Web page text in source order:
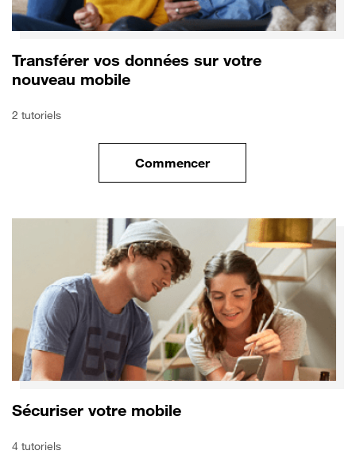
Transférer vos données sur votre
nouveau mobile
2 tutoriels
Commencerle tuto pour Transférer vos
Sécuriser votre mobile
4 tutoriels